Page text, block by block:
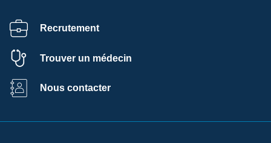
Recrutement
Trouver un médecin
Nous contacter